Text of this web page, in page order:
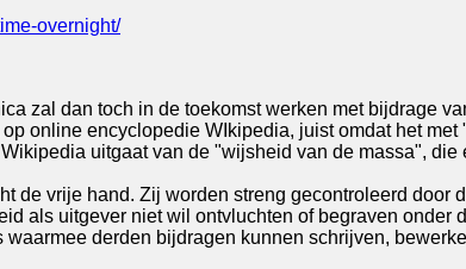
overnight/
zal dan toch in de toekomst werken met bijdrage
online encyclopedie WIkipedia, juist omdat het
uitgaat van de "wijsheid van de massa",
vrije hand. Zij worden streng gecontroleerd door
als uitgever niet wil ontvluchten of begraven onder
derden bijdragen kunnen schrijven,